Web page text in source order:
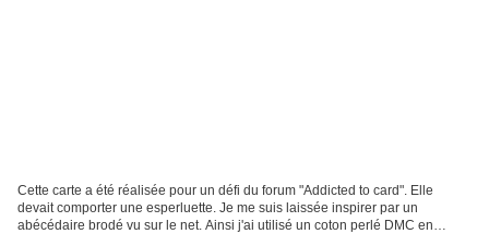
Cette carte a été réalisée pour un défi du forum "Addicted to card". Elle
devait comporter une esperluette. Je me suis laissée inspirer par un
abécédaire brodé vu sur le net. Ainsi j'ai utilisé un coton perlé DMC en